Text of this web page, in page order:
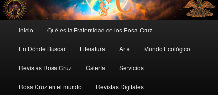
principal
Inicio Qué es la Fraternidad de los Rosa-Cruz
En Dónde Buscar Literatura Arte Mundo Ecológico
Revistas Rosa Cruz Galería Servicios
Rosa Cruz en el mundo Revistas Digitáles